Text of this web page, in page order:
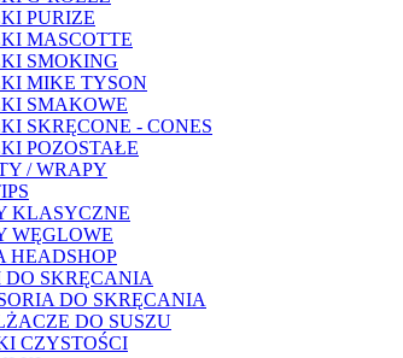
PURIZE
MASCOTTE
SMOKING
MIKE TYSON
SMAKOWE
SKRĘCONE - CONES
POZOSTAŁE
/ WRAPY
KLASYCZNE
WĘGLOWE
HEADSHOP
DO SKRĘCANIA
DO SKRĘCANIA
DO SUSZU
CZYSTOŚCI